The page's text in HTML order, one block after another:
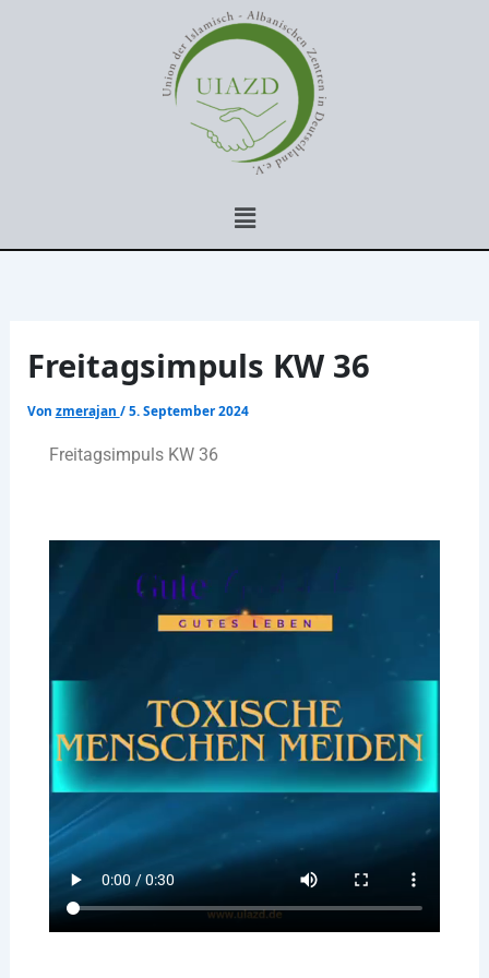
Menü
Freitagsimpuls KW 36
Von zmerajan /5. September 2024
Freitagsimpuls KW 36